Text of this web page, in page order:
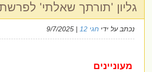
גליון 'תורתך שאלתי' לפרשת
נכתב על ידיחגי 12 | 9/7/2025
מעוניינים